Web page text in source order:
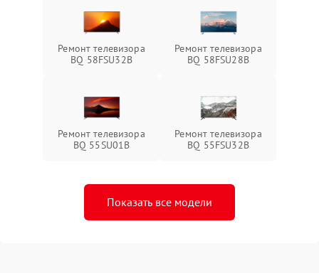
Ремонт телевизора
BQ 58FSU32B
Ремонт телевизора
BQ 58FSU28B
Ремонт телевизора
BQ 55SU01B
Ремонт телевизора
BQ 55FSU32B
Показать все модели